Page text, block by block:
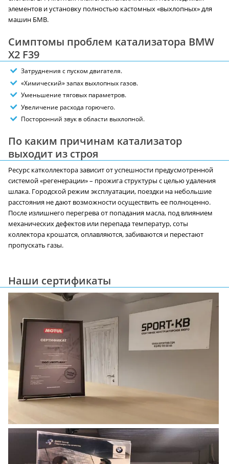
элементов и установку полностью кастомных «выхлопных» для
машин БМВ.
Симптомы проблем катализатора BMW
X2 F39
Затруднения с пуском двигателя.
«Химический» запах выхлопных газов.
Уменьшение тяговых параметров.
Увеличение расхода горючего.
Посторонний звук в области выхлопной.
По каким причинам катализатор
выходит из строя
Ресурс катколлектора зависит от успешности предусмотренной
системой «регенерации» – прожига структуры с целью удаления
шлака. Городской режим эксплуатации, поездки на небольшие
расстояния не дают возможности осуществить ее полноценно.
После излишнего перегрева от попадания масла, под влиянием
механических дефектов или перепада температур, соты
коллектора крошатся, оплавляются, забиваются и перестают
пропускать газы.
Наши сертификаты